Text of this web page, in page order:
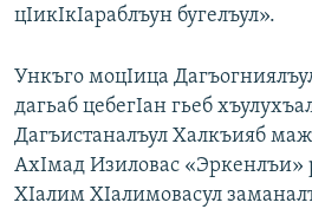
цIикIкIараблъун бугелъул».
Ункъго моцIица
дагьаб цебегIан гьеб
Дагъистаналъул Халкъияб
АхIмад Изиловас «Эркенлъи»
ХIалим ХIалимовасул